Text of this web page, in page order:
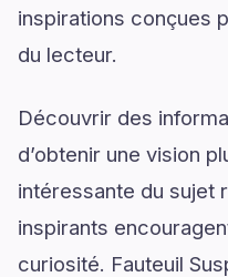
inspirations conçues
du lecteur.
Découvrir des
d’obtenir une vision
intéressante du sujet
inspirants
curiosité. Fauteuil